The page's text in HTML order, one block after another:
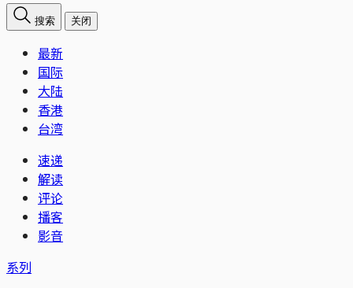
搜索 关闭
最新
国际
大陆
香港
台湾
速递
解读
评论
播客
影音
系列